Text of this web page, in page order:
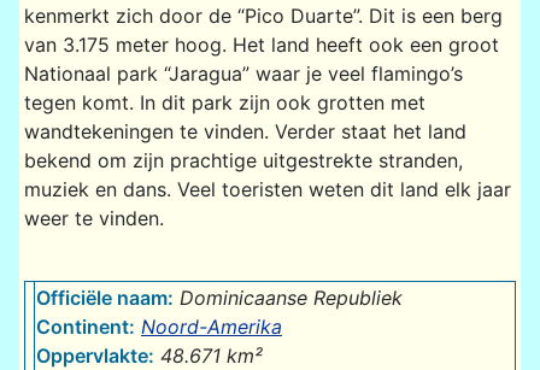
kenmerkt zich door de “Pico Duarte”. Dit is een berg
van 3.175 meter hoog. Het land heeft ook een groot
Nationaal park “Jaragua” waar je veel flamingo’s
tegen komt. In dit park zijn ook grotten met
wandtekeningen te vinden. Verder staat het land
bekend om zijn prachtige uitgestrekte stranden,
muziek en dans. Veel toeristen weten dit land elk jaar
weer te vinden.
Officiële naam: Dominicaanse Republiek
Continent: Noord-Amerika
Oppervlakte: 48.671 km²